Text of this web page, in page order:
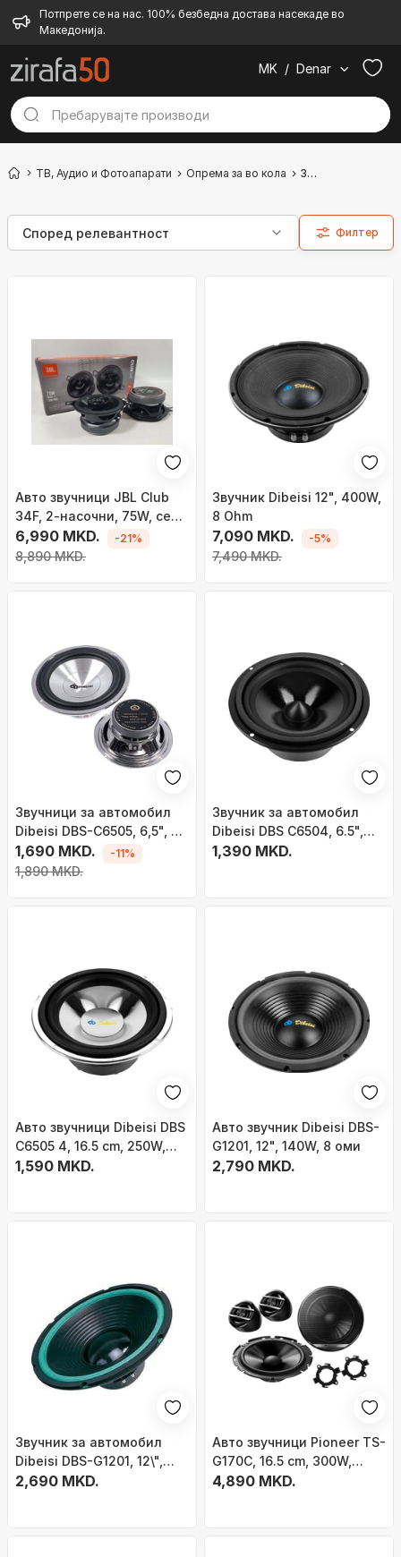
Потпрете се на нас. 100% безбедна достава насекаде во
Македонија.
MK / Denar
ТВ, Аудио и Фотоапарати Опрема за во кола Звучник
Филтер
Авто звучници JBL Club
34F, 2-насочни, 75W, сет
2 парчиња
6,990 MKD.
8,890 MKD.
-21%
Звучник Dibeisi 12", 400W,
8 Ohm
7,090 MKD.
7,490 MKD.
-5%
Звучници за автомобил
Dibeisi DBS-C6505, 6,5", 8
Ohm
1,690 MKD.
1,890 MKD.
-11%
Звучник за автомобил
Dibeisi DBS C6504, 6.5",
125W, 4 Ohm
1,390 MKD.
Авто звучници Dibeisi DBS
C6505 4, 16.5 cm, 250W,
црни
1,590 MKD.
Авто звучник Dibeisi DBS-
G1201, 12", 140W, 8 оми
2,790 MKD.
Звучник за автомобил
Dibeisi DBS-G1201, 12\",
140W, 4 Ohm
2,690 MKD.
Авто звучници Pioneer TS-
G170C, 16.5 cm, 300W,
црни
4,890 MKD.